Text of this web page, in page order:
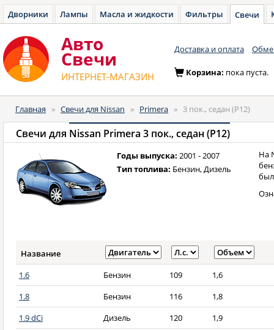
Дворники Лампы Масла и жидкости Фильтры Свечи
Авто
Cвечи
ИНТЕРНЕТ-МАГАЗИН
Доставка и оплата
Корзина: пока пуста.
Главная » Свечи для Nissan » Primera » 3 пок., седан (P12)
Свечи для Nissan Primera 3 пок., седан (P12)
Годы выпуска: 2001 - 2007
Тип топлива: Бензин, Дизель
На
Название
1.6
Бензин 109
1,6
1.8
Бензин 116
1,8
1.9 dCi
Дизель 120
1,9